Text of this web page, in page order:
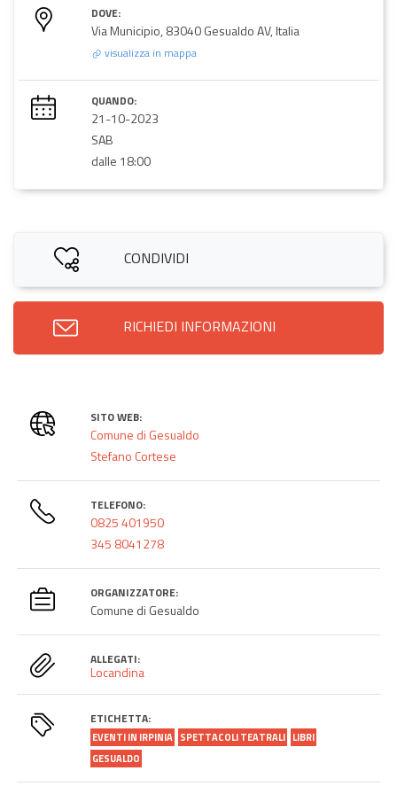
DOVE:
Via Municipio, 83040 Gesualdo AV, Italia
visualizza in mappa
QUANDO:
21-10-2023
SAB
dalle 18:00
CONDIVIDI
RICHIEDI INFORMAZIONI
SITO WEB:
Comune di Gesualdo
Stefano Cortese
TELEFONO:
0825 401950
345 8041278
ORGANIZZATORE:
Comune di Gesualdo
ALLEGATI:
Locandina
ETICHETTA:
EVENTI IN IRPINIA SPETTACOLI TEATRALI LIBRI
GESUALDO